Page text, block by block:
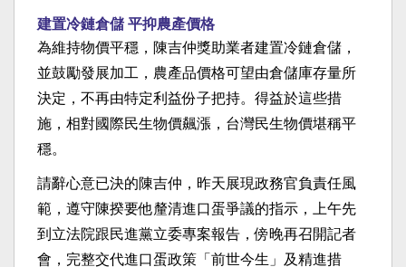
建置冷鏈倉儲 平抑農產價格
為維持物價平穩，陳吉仲獎助業者建置冷鏈倉儲，
並鼓勵發展加工，農產品價格可望由倉儲庫存量所
決定，不再由特定利益份子把持。得益於這些措
施，相對國際民生物價飆漲，台灣民生物價堪稱平
穩。
請辭心意已決的陳吉仲，昨天展現政務官負責任風
範，遵守陳揆要他釐清進口蛋爭議的指示，上午先
到立法院跟民進黨立委專案報告，傍晚再召開記者
會，完整交代進口蛋政策「前世今生」及精進措